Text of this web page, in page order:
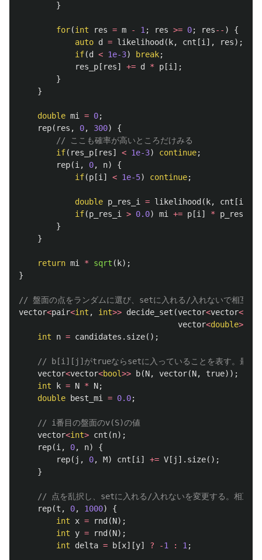
}
for(int res = m - 1 ; res >= 0; res-- )
{
auto d = likelihood ( k, cnt [i ], res);
if(d < 1e-3) break;
res_p [ res] += d * p [i ];
}
}
double mi = 0;
rep( res , 0, 300)
{
// ここも確率が高いところだけみる
if( res_p [ res] < 1e-3) continue;
rep(i , 0, n)
{
if(p [i ] < 1e-5) continue;
double p_res_i = likelihood ( k, cnt [i
if(p_res_i > 0.0) mi += p [i ] * p_res_i
}
}
return mi * sqrt ( k);
}
// 盤面の点をランダムに選び、setに入れる/入れないで相互情
vector<pair<int , int>> decide_set (vector<vector<
vector<double>
int
n = candidates . size();
// b[i][j]がtrueならsetに入っていることを表す。最初は
vector<vector<bool>> b(N, vector(N, true));
int
k = N * N;
double
best_mi = 0.0;
// i番目の盤面のv(S)の値
vector<int> cnt (n);
rep(i , 0, n)
{
rep( j , 0, M) cnt [i ] += V [ j ]. size();
}
// 点を乱択し、setに入れる/入れないを変更する。相互
rep(t , 0, 1000)
{
int
x = rnd (N);
int
y = rnd (N);
int
delta = b [x][y] ? -1 : 1 ;